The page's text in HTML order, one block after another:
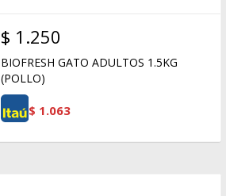
$ 1.250
BIOFRESH GATO ADULTOS 1.5KG
(POLLO)
$ 1.063